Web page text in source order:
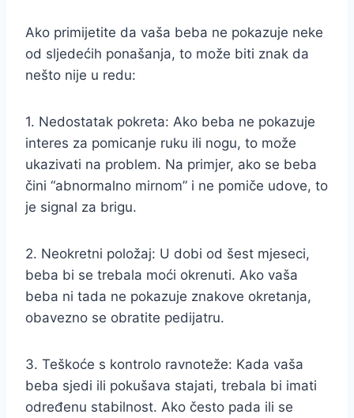
Ako primijetite da vaša beba ne pokazuje neke
od sljedećih ponašanja, to može biti znak da
nešto nije u redu:
1. Nedostatak pokreta: Ako beba ne pokazuje
interes za pomicanje ruku ili nogu, to može
ukazivati na problem. Na primjer, ako se beba
čini “abnormalno mirnom” i ne pomiče udove, to
je signal za brigu.
2. Neokretni položaj: U dobi od šest mjeseci,
beba bi se trebala moći okrenuti. Ako vaša
beba ni tada ne pokazuje znakove okretanja,
obavezno se obratite pedijatru.
3. Teškoće s kontrolo ravnoteže: Kada vaša
beba sjedi ili pokušava stajati, trebala bi imati
određenu stabilnost. Ako često pada ili se